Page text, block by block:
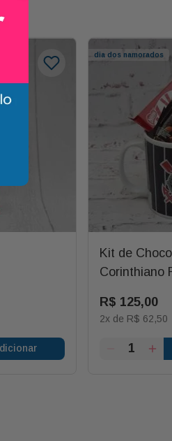
dia dos namorados
Kit de
Corinthiano
R$ 125,00
2x de R$ 62,50